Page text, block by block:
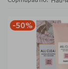
-50%